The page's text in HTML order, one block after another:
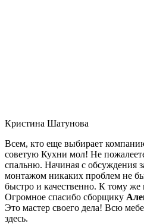
Кристина Шатунова
Всем, кто еще выбирает
советую Кухни мол! Не
спальню. Начиная с обсуждения
монтажом никаких проблем не
быстро и качественно. К тому
Огромное спасибо сборщику
Это мастер своего дела! Всю
здесь.